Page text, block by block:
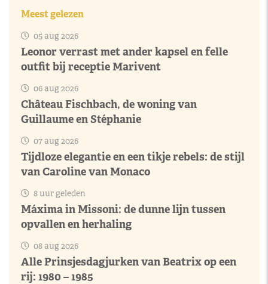
Meest gelezen
05 aug 2026
Leonor verrast met ander kapsel en felle
outfit bij receptie Marivent
06 aug 2026
Château Fischbach, de woning van
Guillaume en Stéphanie
07 aug 2026
Tijdloze elegantie en een tikje rebels: de stijl
van Caroline van Monaco
8 uur geleden
Máxima in Missoni: de dunne lijn tussen
opvallen en herhaling
08 aug 2026
Alle Prinsjesdagjurken van Beatrix op een
rij: 1980 – 1985